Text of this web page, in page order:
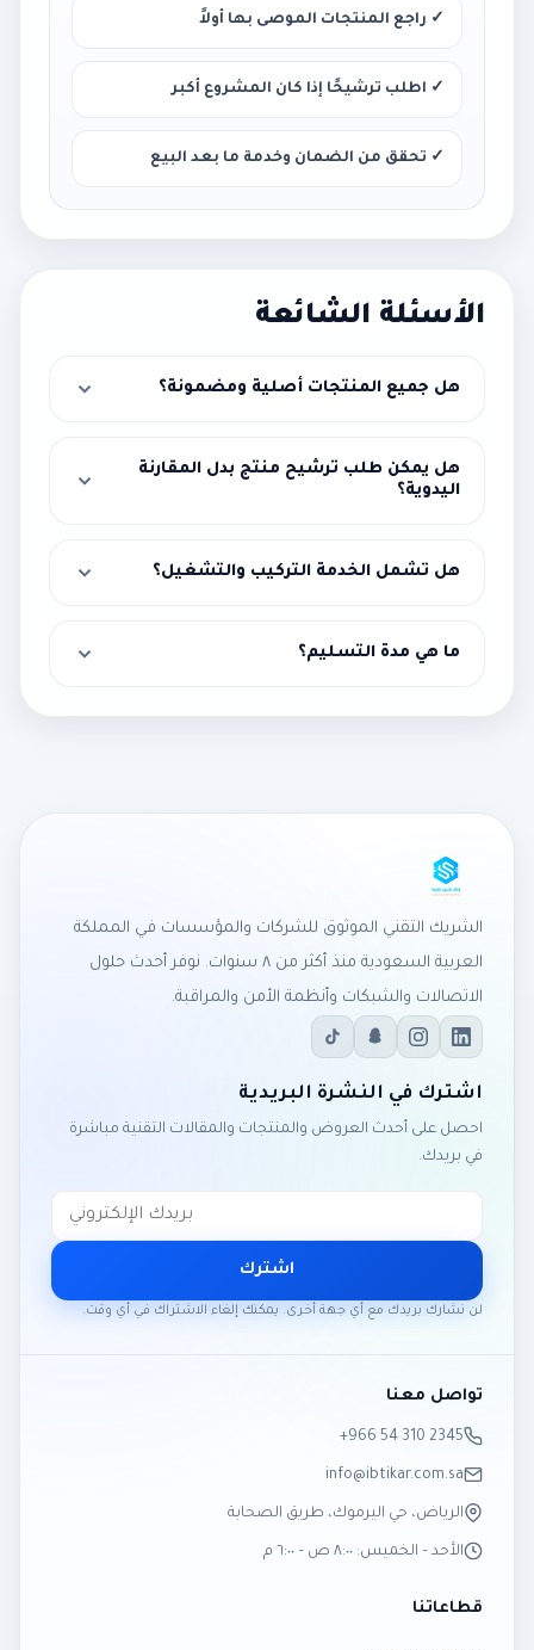
✓ راجع المنتجات الموصى بها أولاً
✓ اطلب ترشيحًا إذا كان المشروع أكبر
✓ تحقق من الضمان وخدمة ما بعد البيع
الأسئلة الشائعة
هل جميع المنتجات أصلية ومضمونة؟
هل يمكن طلب ترشيح منتج بدل المقارنة
اليدوية؟
هل تشمل الخدمة التركيب والتشغيل؟
ما هي مدة التسليم؟
الشريك التقني الموثوق للشركات والمؤسسات في المملكة
العربية السعودية منذ أكثر من ٨ سنوات. نوفر أحدث حلول
الاتصالات والشبكات وأنظمة الأمن والمراقبة.
اشترك في النشرة البريدية
احصل على أحدث العروض والمنتجات والمقالات التقنية مباشرة
في بريدك.
اشترك
لن نشارك بريدك مع أي جهة أخرى. يمكنك إلغاء الاشتراك في أي وقت.
تواصل معنا
‎+966 54 310 2345
info@ibtikar.com.sa
الرياض، حي اليرموك، طريق الصحابة
الأحد – الخميس: ٨:٠٠ ص – ٦:٠٠ م
قطاعاتنا